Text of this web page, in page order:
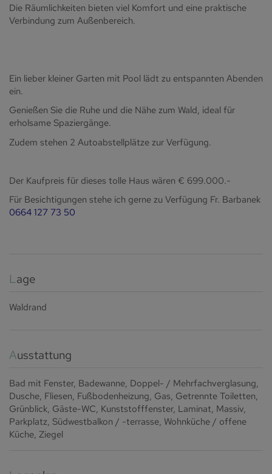
Die Räumlichkeiten bieten viel Komfort und eine praktische
Verbindung zum Außenbereich.
Ein lieber kleiner Garten mit Pool lädt zu entspannten Abenden
ein.
Genießen Sie die Ruhe und die Nähe zum Wald, ideal für
erholsame Spaziergänge.
Zudem stehen 2 Autoabstellplätze zur Verfügung.
Der Kaufpreis für dieses tolle Haus wären € 699.000.-
Für Besichtigungen stehe ich gerne zu Verfügung Fr. Barbanek
0664 127 73 50
Lage
Waldrand
Ausstattung
Bad mit Fenster Badewanne Doppel- / Mehrfachverglasung
Dusche Fliesen Fußbodenheizung Gas Getrennte Toiletten
Grünblick Gäste-WC Kunststofffenster Laminat Massiv
Parkplatz Südwestbalkon / -terrasse Wohnküche / offene
Küche Ziegel